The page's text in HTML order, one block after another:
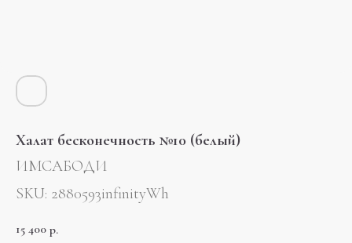
Халат бесконечность №10 (белый)
ИМСАБОДИ
SKU: 2880593infinityWh
15 400 р.